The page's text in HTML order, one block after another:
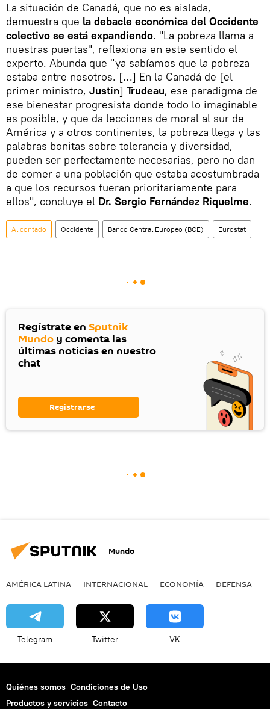
La situación de Canadá, que no es aislada,
demuestra que la debacle económica del Occidente
colectivo se está expandiendo. "La pobreza llama a
nuestras puertas", reflexiona en este sentido el
experto. Abunda que "ya sabíamos que la pobreza
estaba entre nosotros. […] En la Canadá de [el
primer ministro, Justin] Trudeau, ese paradigma de
ese bienestar progresista donde todo lo imaginable
es posible, y que da lecciones de moral al sur de
América y a otros continentes, la pobreza llega y las
palabras bonitas sobre tolerancia y diversidad,
pueden ser perfectamente necesarias, pero no dan
de comer a una población que estaba acostumbrada
a que los recursos fueran prioritariamente para
ellos", concluye el Dr. Sergio Fernández Riquelme.
Al contado Occidente Banco Central Europeo (BCE) Eurostat
Regístrate en Sputnik
Mundo y comenta las
últimas noticias en nuestro
chat
Registrarse
Mundo
AMÉRICA LATINA INTERNACIONAL ECONOMÍA DEFENSA
Telegram Twitter VK
Quiénes somos Condiciones de Uso
Productos y servicios Contacto